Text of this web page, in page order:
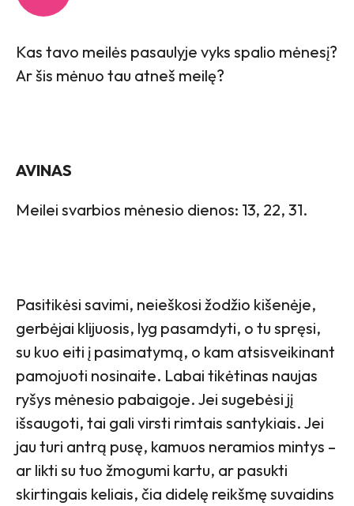
Kas tavo meilės pasaulyje vyks spalio mėnesį?
Ar šis mėnuo tau atneš meilę?
AVINAS
Meilei svarbios mėnesio dienos: 13, 22, 31.
Pasitikėsi savimi, neieškosi žodžio kišenėje,
gerbėjai klijuosis, lyg pasamdyti, o tu spręsi,
su kuo eiti į pasimatymą, o kam atsisveikinant
pamojuoti nosinaite. Labai tikėtinas naujas
ryšys mėnesio pabaigoje. Jei sugebėsi jį
išsaugoti, tai gali virsti rimtais santykiais. Jei
jau turi antrą pusę, kamuos neramios mintys –
ar likti su tuo žmogumi kartu, ar pasukti
skirtingais keliais, čia didelę reikšmę suvaidins